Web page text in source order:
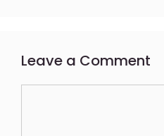
Leave a Comment